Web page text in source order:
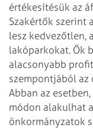
értékesítésük az
Szakértők szerint
lesz kedvezőtlen,
lakóparkokat. Ők
alacsonyabb
szempontjából az
Abban az
módon alakulhat
önkormányzatok